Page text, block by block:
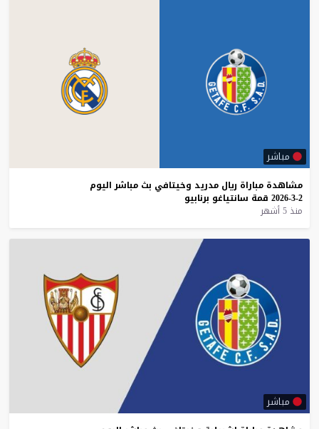
مباشر
مشاهدة مباراة ريال مدريد وخيتافي بث مباشر اليوم
2-3-2026
قمة سانتياغو برنابيو
منذ 5 أشهر
مباشر